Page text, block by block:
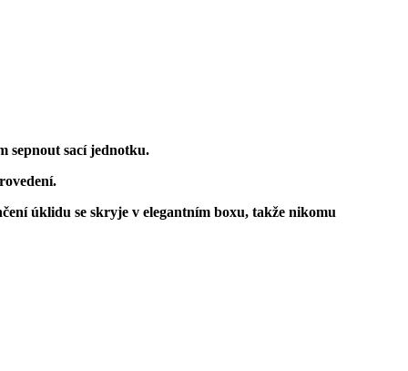
sepnout sací jednotku.
úklidu se skryje v elegantním boxu, takže nikomu